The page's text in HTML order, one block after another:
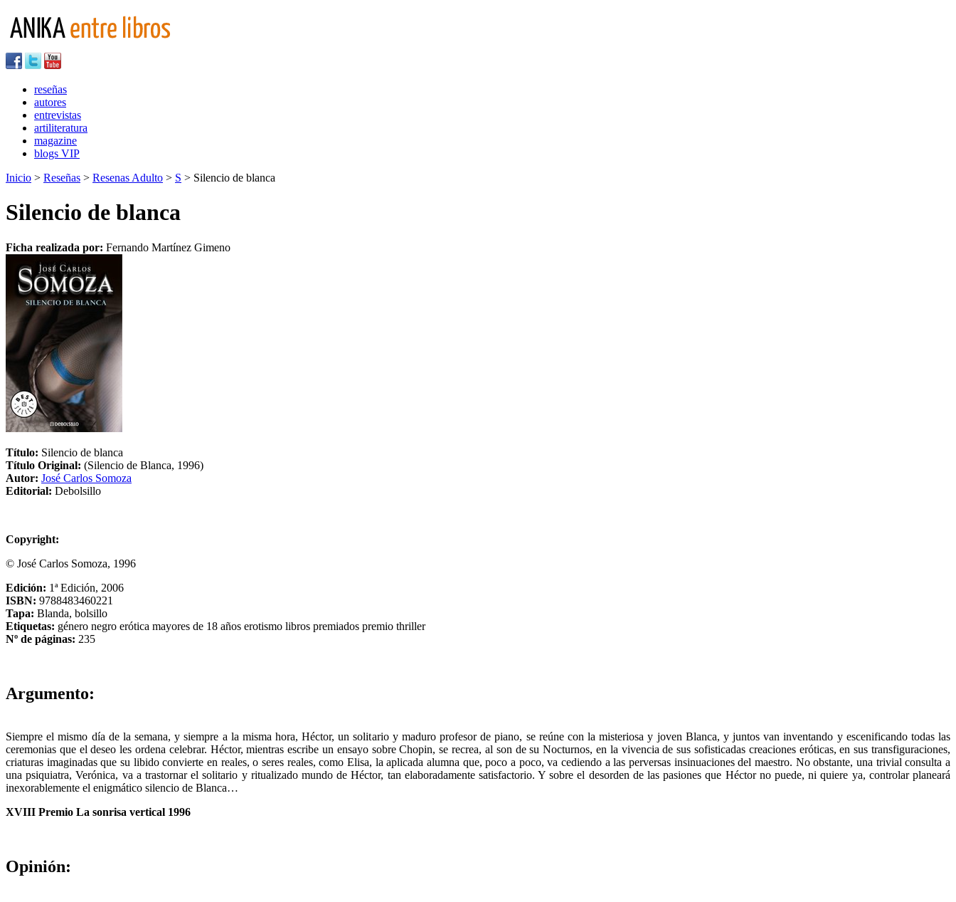
reseñas
autores
entrevistas
artiliteratura
magazine
blogs VIP
Inicio > Reseñas > Resenas Adulto > S > Silencio de blanca
Silencio de blanca
Ficha realizada por: Fernando Martínez Gimeno
Título: Silencio de blanca
Título Original: (Silencio de Blanca, 1996)
Autor: José Carlos Somoza
Editorial: Debolsillo
Copyright:
© José Carlos Somoza, 1996
Edición: 1ª Edición, 2006
ISBN: 9788483460221
Tapa: Blanda, bolsillo
Etiquetas: género negro erótica mayores de 18 años erotismo libros premiados premio thriller
Nº de páginas: 235
Argumento:
Siempre el mismo día de la semana, y siempre a la misma hora, Héctor, un solitario y maduro profesor de piano, se reúne con la misteriosa y joven Blanca, y juntos van inventando y escenificando todas las
ceremonias que el deseo les ordena celebrar. Héctor, mientras escribe un ensayo sobre Chopin, se recrea, al son de su Nocturnos, en la vivencia de sus sofisticadas creaciones eróticas, en sus transfiguraciones,
criaturas imaginadas que su libido convierte en reales, o seres reales, como Elisa, la aplicada alumna que, poco a poco, va cediendo a las perversas insinuaciones del maestro. No obstante, una trivial consulta a
una psiquiatra, Verónica, va a trastornar el solitario y ritualizado mundo de Héctor, tan elaboradamente satisfactorio. Y sobre el desorden de las pasiones que Héctor no puede, ni quiere ya, controlar planeará
inexorablemente el enigmático silencio de Blanca…
XVIII Premio La sonrisa vertical 1996
Opinión: